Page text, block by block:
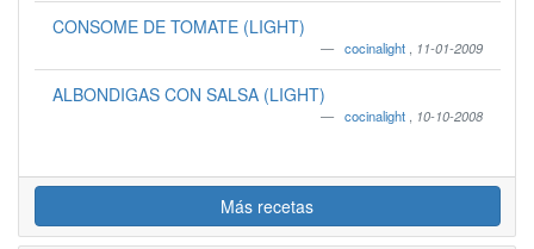
CONSOME DE TOMATE (LIGHT)
cocinalight 11-01-2009
ALBONDIGAS CON SALSA (LIGHT)
cocinalight 10-10-2008
Más recetas